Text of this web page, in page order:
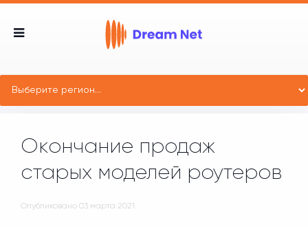
Окончание продаж
старых моделей роутеров
Опубликовано 03 марта 2021 .